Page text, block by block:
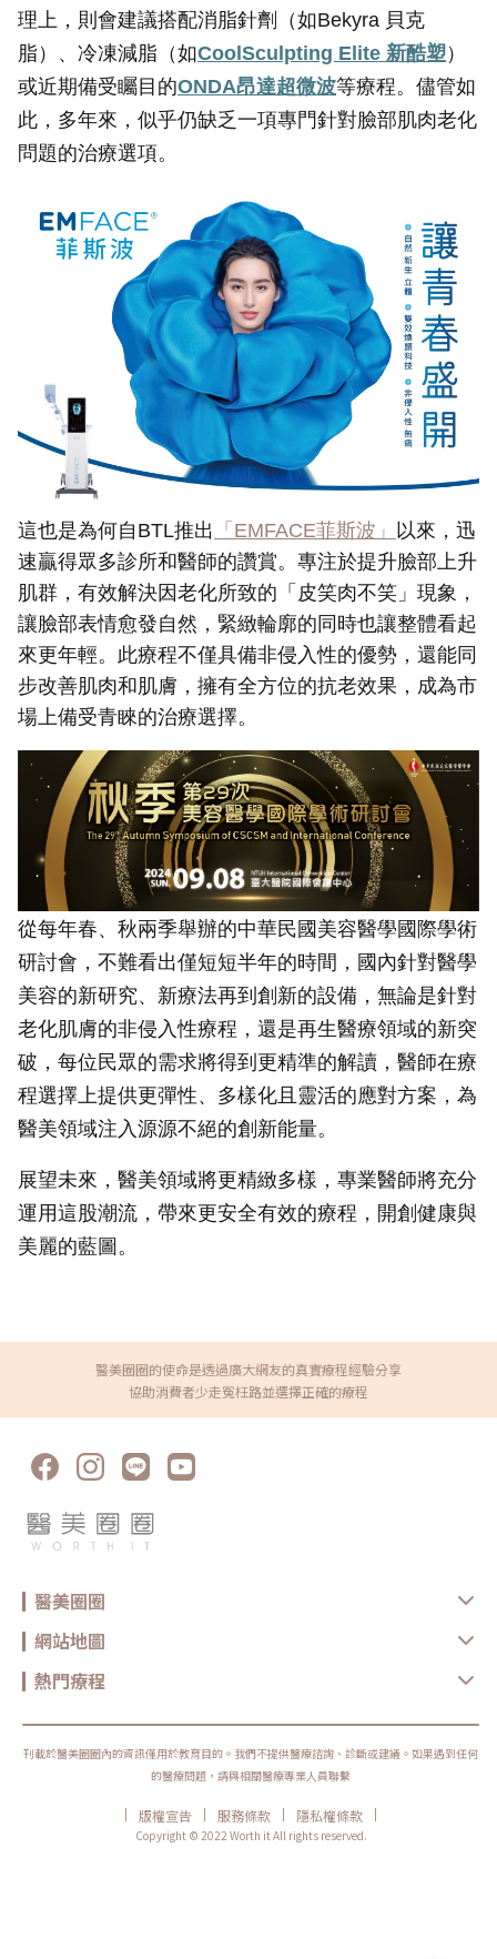
理上，則會建議搭配消脂針劑（如Bekyra 貝克
脂）、冷凍減脂（如CoolSculpting Elite 新酷塑）
或近期備受矚目的ONDA昂達超微波等療程。儘管如
此，多年來，似乎仍缺乏一項專門針對臉部肌肉老化
問題的治療選項。
這也是為何自BTL推出 「EMFACE菲斯波」 以來，迅
速贏得眾多診所和醫師的讚賞。專注於提升臉部上升
肌群，有效解決因老化所致的「皮笑肉不笑」現象，
讓臉部表情愈發自然，緊緻輪廓的同時也讓整體看起
來更年輕。此療程不僅具備非侵入性的優勢，還能同
步改善肌肉和肌膚，擁有全方位的抗老效果，成為市
場上備受青睞的治療選擇。
從每年春、秋兩季舉辦的中華民國美容醫學國際學術
研討會，不難看出僅短短半年的時間，國內針對醫學
美容的新研究、新療法再到創新的設備，無論是針對
老化肌膚的非侵入性療程，還是再生醫療領域的新突
破，每位民眾的需求將得到更精準的解讀，醫師在療
程選擇上提供更彈性、多樣化且靈活的應對方案，為
醫美領域注入源源不絕的創新能量。
展望未來，醫美領域將更精緻多樣，專業醫師將充分
運用這股潮流，帶來更安全有效的療程，開創健康與
美麗的藍圖。
醫美圈圈的使命是透過廣大網友的真實療程經驗分享
協助消費者少走冤枉路並選擇正確的療程
醫美圈圈
網站地圖
熱門療程
刊載於醫美圈圈內的資訊僅用於教育目的。我們不提供醫療諮詢、診斷或建議。如果遇到任何
的醫療問題，請與相關醫療專業人員聯繫
| 版權宣告 | 服務條款 | 隱私權條款
|
Copyright © 2022 Worth it All rights reserved.